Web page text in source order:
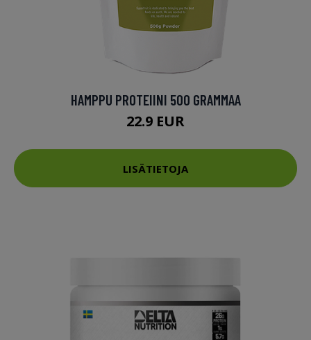
HAMPPU PROTEIINI 500 GRAMMAA
22.9 EUR
LISÄTIETOJA